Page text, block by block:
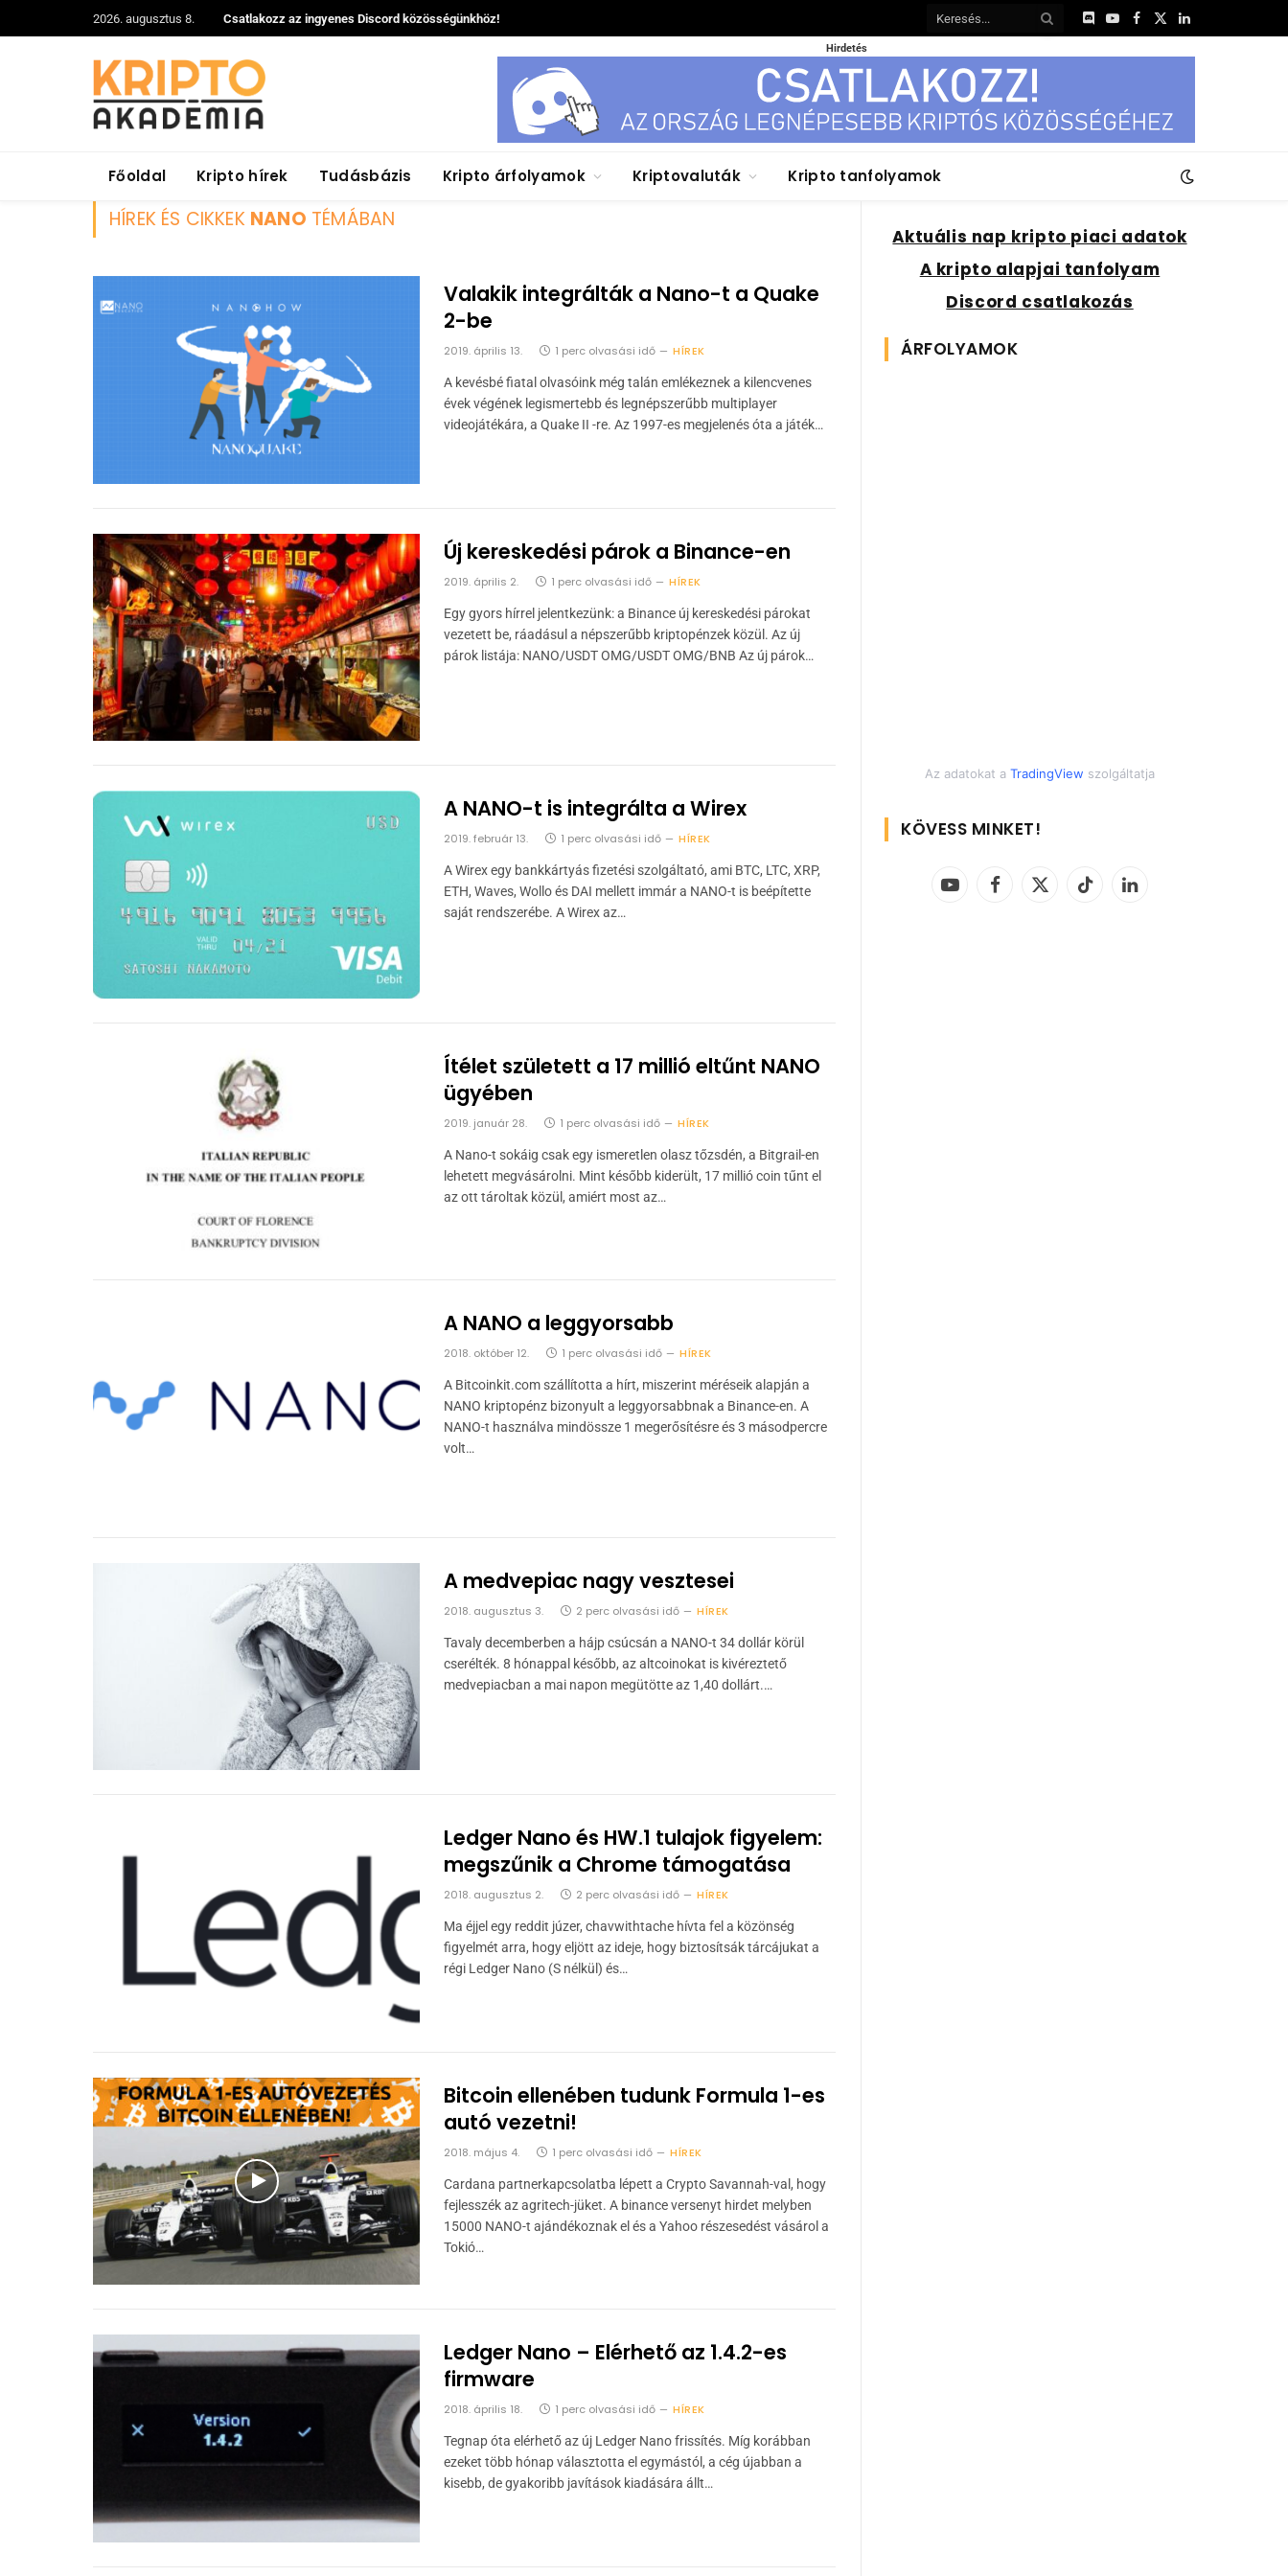
2026. augusztus 8. Csatlakozz az ingyenes Discord közösségünkhöz!
DiscordYouTube
Facebook
X
LinkedIn
Hirdetés
Főoldal Kripto hírek Tudásbázis Kripto árfolyamok Kriptovaluták Kripto tanfolyamok
HÍREK ÉS CIKKEK NANO TÉMÁBAN
Valakik integrálták a Nano-t a Quake
2-be
2019. április 13. 1 perc olvasási idő HÍREK
A kevésbé fiatal olvasóink még talán emlékeznek a kilencvenes
évek végének legismertebb és legnépszerűbb multiplayer
videojátékára, a Quake II -re. Az 1997-es megjelenés óta a játék…
Új kereskedési párok a Binance-en
2019. április 2. 1 perc olvasási idő HÍREK
Egy gyors hírrel jelentkezünk: a Binance új kereskedési párokat
vezetett be, ráadásul a népszerűbb kriptopénzek közül. Az új
párok listája: NANO/USDT OMG/USDT OMG/BNB Az új párok…
A NANO-t is integrálta a Wirex
2019. február 13. 1 perc olvasási idő HÍREK
A Wirex egy bankkártyás fizetési szolgáltató, ami BTC, LTC, XRP,
ETH, Waves, Wollo és DAI mellett immár a NANO-t is beépítette
saját rendszerébe. A Wirex az…
Ítélet született a 17 millió eltűnt NANO
ügyében
2019. január 28. 1 perc olvasási idő HÍREK
A Nano-t sokáig csak egy ismeretlen olasz tőzsdén, a Bitgrail-en
lehetett megvásárolni. Mint később kiderült, 17 millió coin tűnt el
az ott tároltak közül, amiért most az…
A NANO a leggyorsabb
2018. október 12. 1 perc olvasási idő HÍREK
A Bitcoinkit.com szállította a hírt, miszerint méréseik alapján a
NANO kriptopénz bizonyult a leggyorsabbnak a Binance-en. A
NANO-t használva mindössze 1 megerősítésre és 3 másodpercre
volt…
A medvepiac nagy vesztesei
2018. augusztus 3. 2 perc olvasási idő HÍREK
Tavaly decemberben a hájp csúcsán a NANO-t 34 dollár körül
cserélték. 8 hónappal később, az altcoinokat is kivéreztető
medvepiacban a mai napon megütötte az 1,40 dollárt.…
Ledger Nano és HW.1 tulajok figyelem:
megszűnik a Chrome támogatása
2018. augusztus 2. 2 perc olvasási idő HÍREK
Ma éjjel egy reddit júzer, chavwithtache hívta fel a közönség
figyelmét arra, hogy eljött az ideje, hogy biztosítsák tárcájukat a
régi Ledger Nano (S nélkül) és…
Bitcoin ellenében tudunk Formula 1-es
autó vezetni!
2018. május 4. 1 perc olvasási idő HÍREK
Cardana partnerkapcsolatba lépett a Crypto Savannah-val, hogy
fejlesszék az agritech-jüket. A binance versenyt hirdet melyben
15000 NANO-t ajándékoznak el és a Yahoo részesedést vásárol a
Tokió…
Ledger Nano – Elérhető az 1.4.2-es
firmware
2018. április 18. 1 perc olvasási idő HÍREK
Tegnap óta elérhető az új Ledger Nano frissítés. Míg korábban
ezeket több hónap választotta el egymástól, a cég újabban a
kisebb, de gyakoribb javítások kiadására állt…
Aktuális nap kripto piaci adatok
A kripto alapjai tanfolyam
Discord csatlakozás
ÁRFOLYAMOK
Az adatokat a TradingView szolgáltatja
KÖVESS MINKET!
YouTubeFacebook
X
TikTok LinkedIn